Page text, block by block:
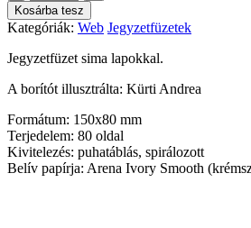
Kosárba tesz
Kategóriák: Web Jegyzetfüzetek
Jegyzetfüzet sima lapokkal.
A borítót illusztrálta: Kürti Andrea
Formátum: 150x80 mm
Terjedelem: 80 oldal
Kivitelezés: puhatáblás, spirálozott
Belív papírja: Arena Ivory Smooth